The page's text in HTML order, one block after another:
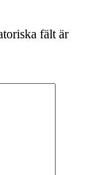
fält är